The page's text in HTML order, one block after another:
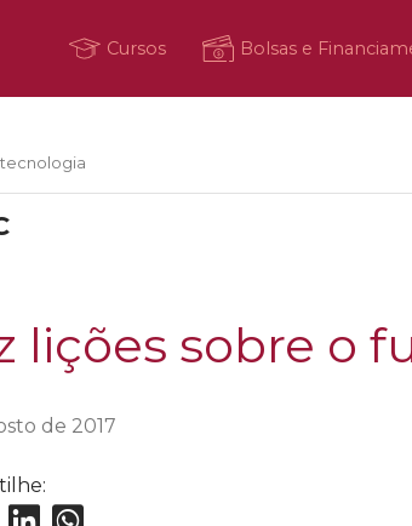
Cursos Bolsas e
lições sobre o
de 2017